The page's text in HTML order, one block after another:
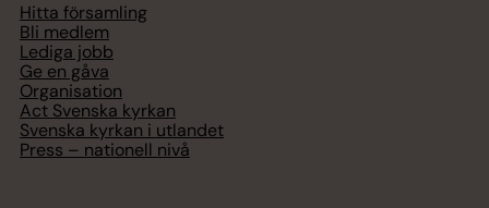
Hitta församling
Bli medlem
Lediga jobb
Ge en gåva
Organisation
Act Svenska kyrkan
Svenska kyrkan i utlandet
Press – nationell nivå